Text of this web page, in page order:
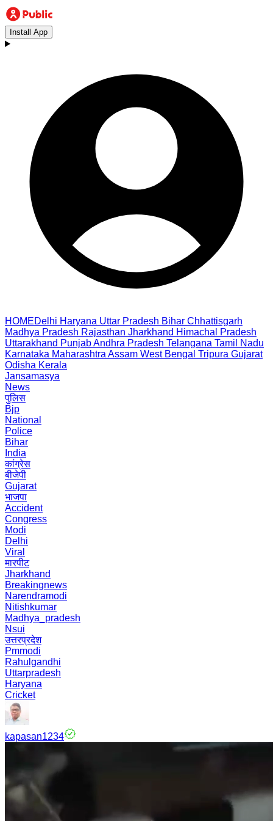
Install App
HOMEDelhi Haryana Uttar Pradesh Bihar Chhattisgarh
Madhya Pradesh Rajasthan Jharkhand Himachal Pradesh
Uttarakhand PunjabAndhra Pradesh Telangana Tamil Nadu
Karnataka Maharashtra Assam West Bengal Tripura Gujarat
Odisha Kerala
Jansamasya
News
पुलिस
Bjp
National
Police
Bihar
India
कांग्रेस
बीजेपी
Gujarat
भाजपा
Accident
Congress
Modi
Delhi
Viral
मारपीट
Jharkhand
Breakingnews
Narendramodi
Nitishkumar
Madhya_pradesh
Nsui
उत्तरप्रदेश
Pmmodi
Rahulgandhi
Uttarpradesh
Haryana
Cricket
kapasan1234